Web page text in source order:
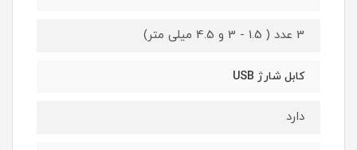
3 عدد ( 1.5 - 3 و 4.5 میلی متر)
کابل شارژ USB
دارد